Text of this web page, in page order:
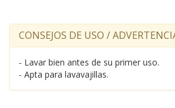
CONSEJOS DE USO /
- Lavar bien antes de su primer uso.
- Apta para lavavajillas.